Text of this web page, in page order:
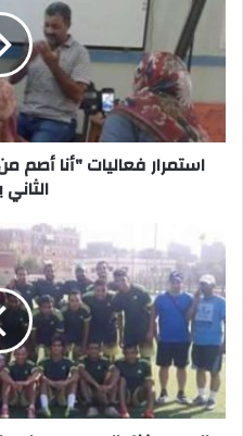
من
حقى
تفهمنى"
لليومها
الثانياستمرار فعاليات "أنا
اليوم
..
غزل
السويس
يواجه
المدينة
وديًا
استعدادًا
لدورى